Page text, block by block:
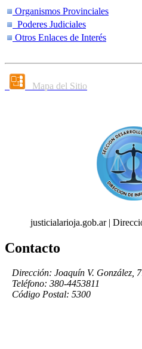
Organismos Provinciales
Poderes Judiciales
Otros Enlaces de Interés
Mapa del Sitio
justicialarioja.gob.ar |
Contacto
Dirección: Joaquín V. González,
Teléfono: 380-4453811
Código Postal: 5300